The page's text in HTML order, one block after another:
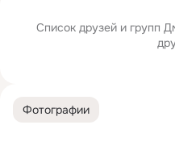
Фотографии
Список друзей и групп